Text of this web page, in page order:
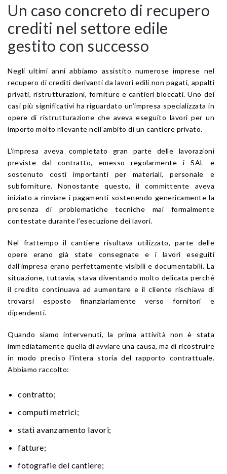
Un caso concreto di recupero
crediti nel settore edile
gestito con successo
Negli ultimi anni abbiamo assistito numerose imprese nel
recupero di crediti derivanti da lavori edili non pagati, appalti
privati, ristrutturazioni, forniture e cantieri bloccati. Uno dei
casi più significativi ha riguardato un’impresa specializzata in
opere di ristrutturazione che aveva eseguito lavori per un
importo molto rilevante nell’ambito di un cantiere privato.
L’impresa aveva completato gran parte delle lavorazioni
previste dal contratto, emesso regolarmente i SAL e
sostenuto costi importanti per materiali, personale e
subforniture. Nonostante questo, il committente aveva
iniziato a rinviare i pagamenti sostenendo genericamente la
presenza di problematiche tecniche mai formalmente
contestate durante l’esecuzione dei lavori.
Nel frattempo il cantiere risultava utilizzato, parte delle
opere erano già state consegnate e i lavori eseguiti
dall’impresa erano perfettamente visibili e documentabili. La
situazione, tuttavia, stava diventando molto delicata perché
il credito continuava ad aumentare e il cliente rischiava di
trovarsi esposto finanziariamente verso fornitori e
dipendenti.
Quando siamo intervenuti, la prima attività non è stata
immediatamente quella di avviare una causa, ma di ricostruire
in modo preciso l’intera storia del rapporto contrattuale.
Abbiamo raccolto:
contratto;
computi metrici;
stati avanzamento lavori;
fatture;
fotografie del cantiere;